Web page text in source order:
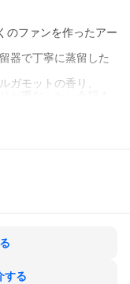
のファンを作ったアー
器で丁寧に蒸留した
ガモットの香り、
の蒸留水を使用して
ポンドの茶葉『アー
アールグレイです。
Earl Grey Blue Bird
する